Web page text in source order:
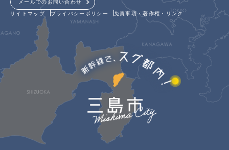
メールでのお問い合わせ
サイトマップ プライバシーポリシー 免責事項・著作権・リンク